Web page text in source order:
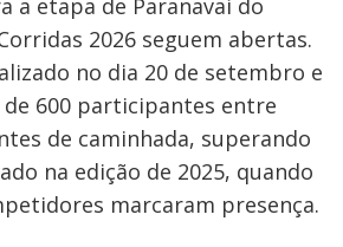
a etapa de Paranavaí do
2026 seguem abertas.
no dia 20 de setembro e
600 participantes entre
de caminhada, superando
na edição de 2025, quando
marcaram presença.